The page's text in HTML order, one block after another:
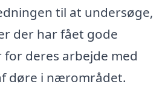
til at undersøge,
der har fået gode
for deres arbejde med
døre i nærområdet.